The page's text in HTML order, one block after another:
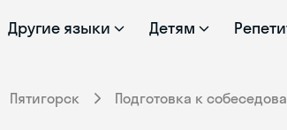
Другие языки Детям
Пятигорск Подготовка к